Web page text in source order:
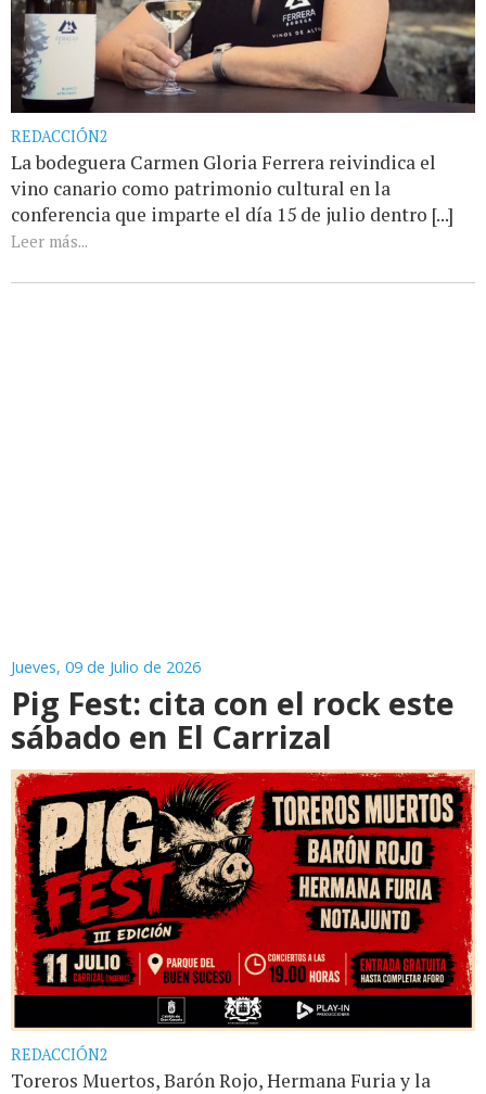
REDACCIÓN2
La bodeguera Carmen Gloria Ferrera reivindica el
vino canario como patrimonio cultural en la
conferencia que imparte el día 15 de julio dentro [...]
Leer más...
Jueves, 09 de Julio de 2026
Pig Fest: cita con el rock este
sábado en El Carrizal
REDACCIÓN2
Toreros Muertos, Barón Rojo, Hermana Furia y la